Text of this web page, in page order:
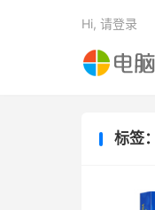
Hi, 请登录
标签